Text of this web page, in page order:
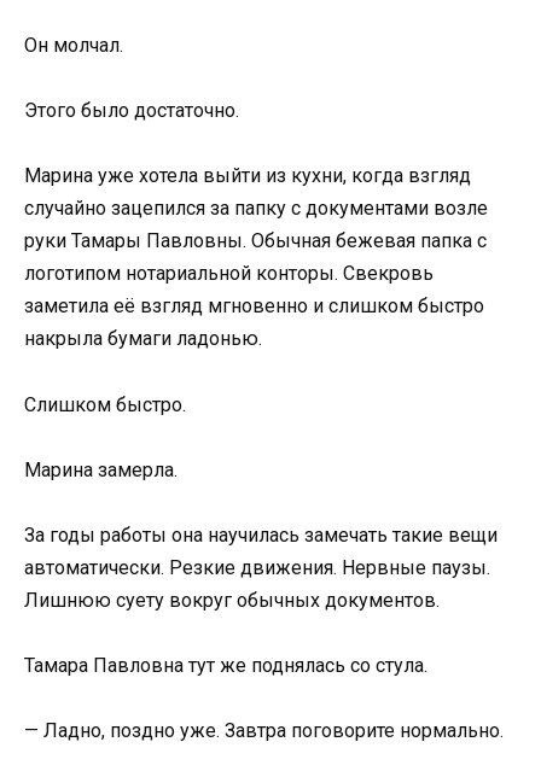
Он молчал.
Этого было достаточно.
Марина уже хотела выйти из кухни, когда взгляд
случайно зацепился за папку с документами возле
руки Тамары Павловны. Обычная бежевая папка с
логотипом нотариальной конторы. Свекровь
заметила её взгляд мгновенно и слишком быстро
накрыла бумаги ладонью.
Слишком быстро.
Марина замерла.
За годы работы она научилась замечать такие вещи
автоматически. Резкие движения. Нервные паузы.
Лишнюю суету вокруг обычных документов.
Тамара Павловна тут же поднялась со стула.
— Ладно, поздно уже. Завтра поговорите нормально.